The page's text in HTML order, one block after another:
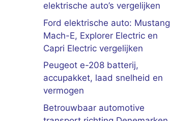
elektrische auto’s vergelijken
Ford elektrische auto: Mustang
Mach-E, Explorer Electric en
Capri Electric vergelijken
Peugeot e-208 batterij,
accupakket, laad snelheid en
vermogen
Betrouwbaar automotive